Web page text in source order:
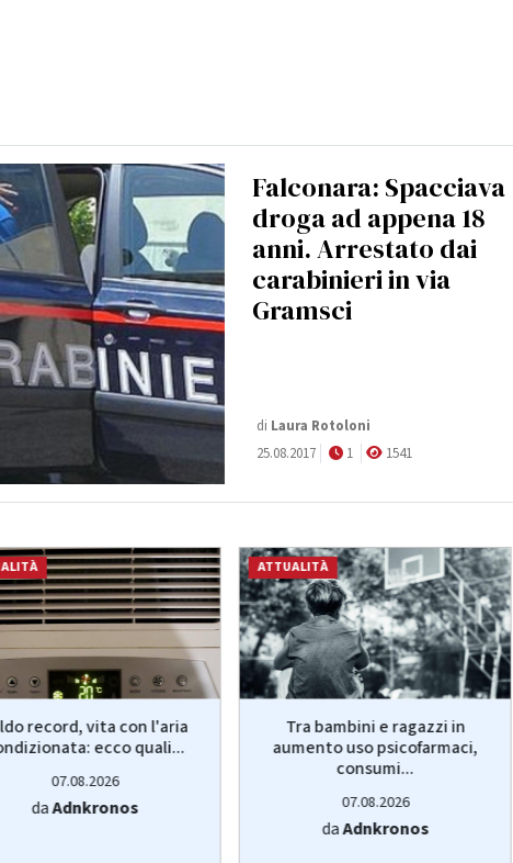
Falconara: Spacciava
droga ad appena 18
anni. Arrestato dai
carabinieri in via
Gramsci
di Laura Rotoloni
25.08.2017
1 1541
record, vita con l'aria
ecco quali...
07.08.2026
daAdnkronos
ATTUALITÀ
Tra bambini e ragazzi in
aumento uso psicofarmaci,
consumi...
07.08.2026
daAdnkronos